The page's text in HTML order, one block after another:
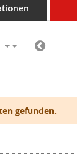
gefunden.